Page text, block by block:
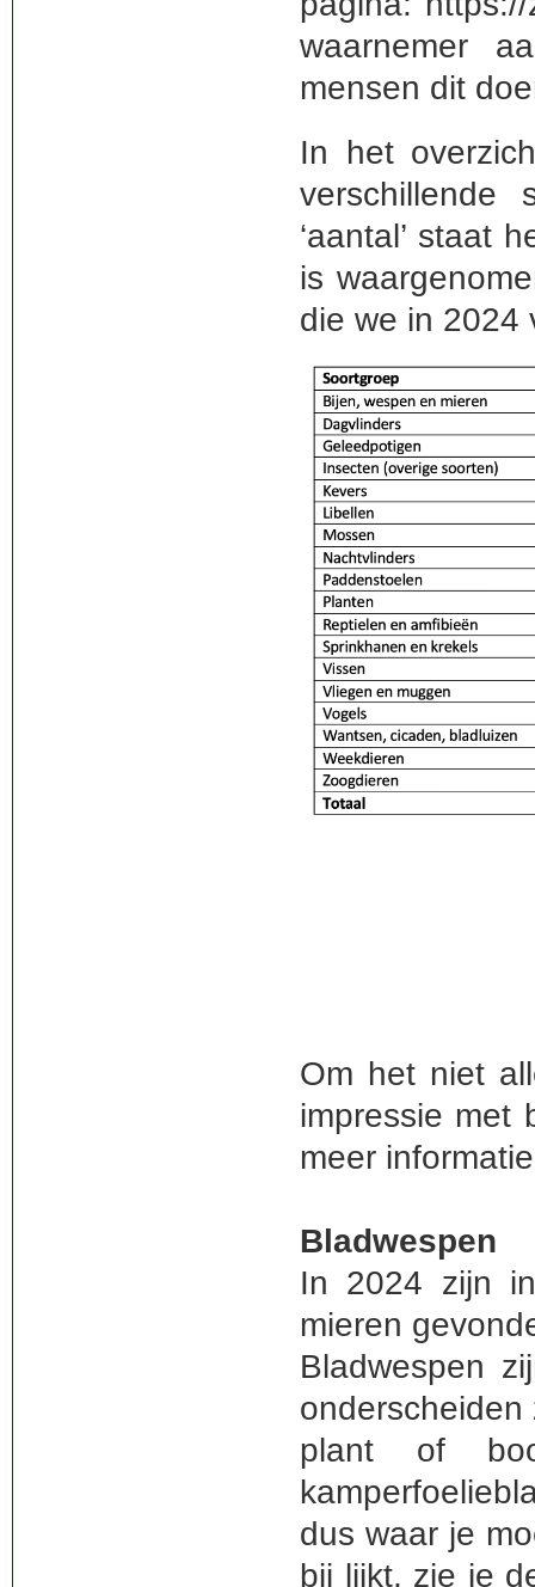
waarnemer
mensen dit
In het
verschillende
‘aantal’ staat
is
die we in 2024
Om het niet
impressie met
meer
Bladwespen
In 2024 zijn
mieren
Bladwespen
plant of
dus waar je
bij lijkt, zie je